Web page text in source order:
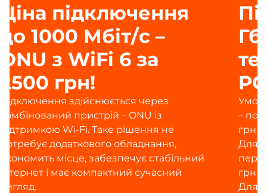
Підключення від 1
Гбіт/с за
технологією 10G
PON
Умова підключення для нових абонентів
– поповнення особового рахунку на 1800
грн
Для чинних абонентів DiaNet при
переході на 10G – поповнення на 1000
грн
Для дачних ділянок і гаражних